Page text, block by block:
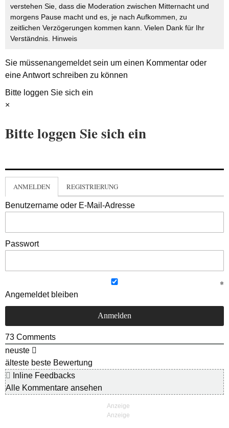
verstehen Sie, dass die Moderation zwischen Mitternacht und
morgens Pause macht und es, je nach Aufkommen, zu
zeitlichen Verzögerungen kommen kann. Vielen Dank für Ihr
Verständnis. Hinweis
Sie müssenangemeldetsein um einen Kommentar oder
eine Antwort schreiben zu können
Bitte loggen Sie sich ein
×
Bitte loggen Sie sich ein
ANMELDEN REGISTRIERUNG
Benutzername oder E-Mail-Adresse
Passwort
Angemeldet bleiben
73 Comments
neuste
älteste beste Bewertung
Inline Feedbacks
Alle Kommentare ansehen